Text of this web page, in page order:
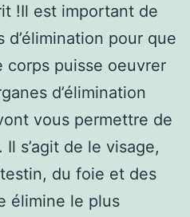
!Il est important de
pour que
puisse oeuvrer
d’élimination
vous permettre de
s’agit de le visage,
du foie et des
élimine le plus